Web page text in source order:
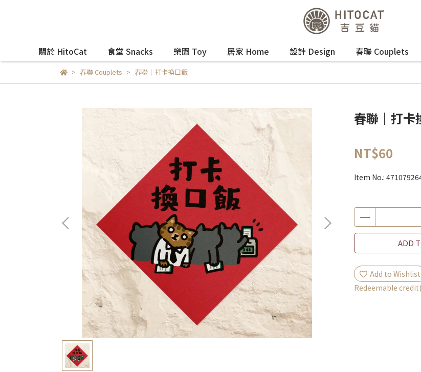
關於 HitoCat 食堂 Snacks 樂園 Toy 居家 Home 設計 Design 春聯 Couplets
春聯 Couplets 春聯｜打卡換口飯
春聯｜打卡
NT$60
Item No.:
ADD
Add to Wishlist
Redeemable